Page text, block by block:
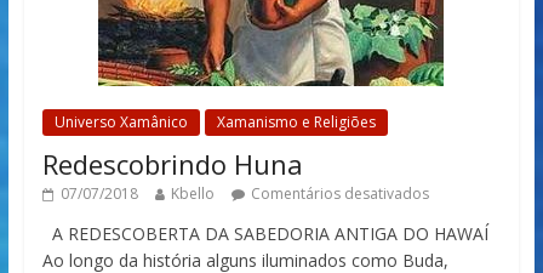
Universo Xamânico Xamanismo e Religiões
Redescobrindo Huna
07/07/2018 Kbello Comentários desativados
A REDESCOBERTA DA SABEDORIA ANTIGA DO HAWAÍ
Ao longo da história alguns iluminados como Buda,